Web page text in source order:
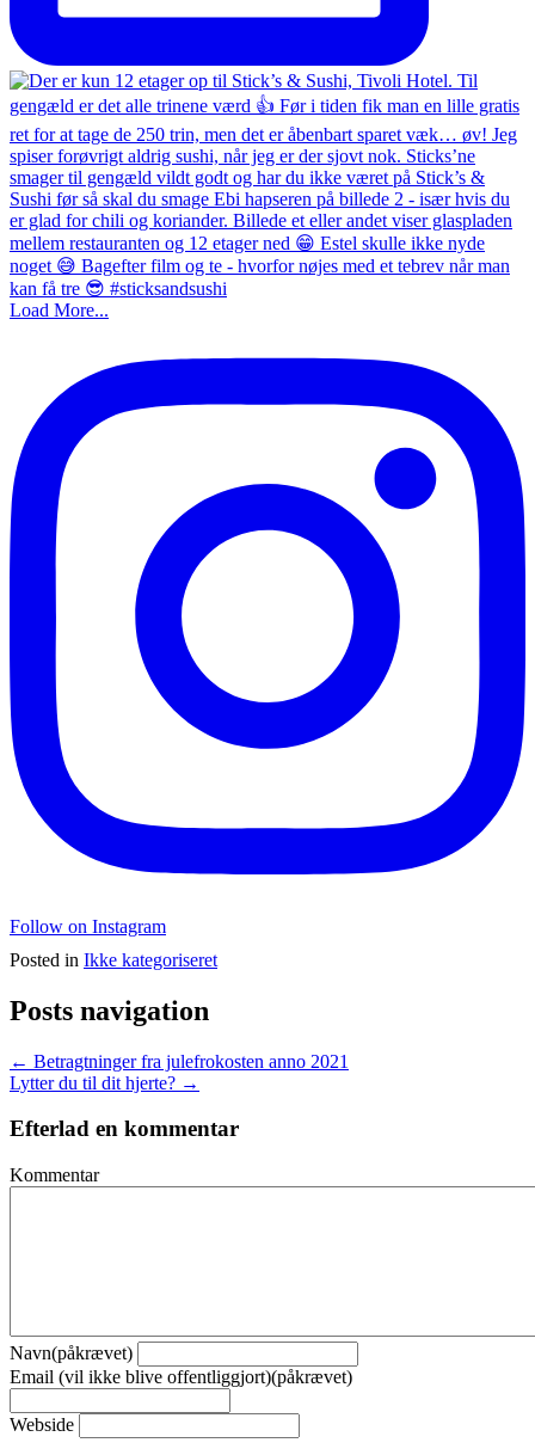
Load More...
Follow on Instagram
Posted in Ikke kategoriseret
Posts navigation
← Betragtninger fra julefrokosten anno 2021
Lytter du til dit hjerte? →
Efterlad en kommentar
Kommentar
Navn(påkrævet)
Email (vil ikke blive offentliggjort)(påkrævet)
Webside